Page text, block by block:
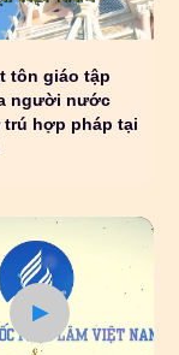
tôn giáo tập
người nước
trú hợp pháp tại